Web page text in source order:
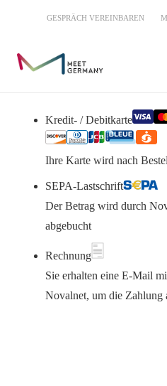
GESPRÄCH VEREINBAREN
Kredit- / Debitkarte
Ihre Karte wird nach
SEPA-Lastschrift
Der Betrag wird durch
abgebucht
Rechnung
Sie erhalten eine E-Mail
Novalnet, um die Zahlung